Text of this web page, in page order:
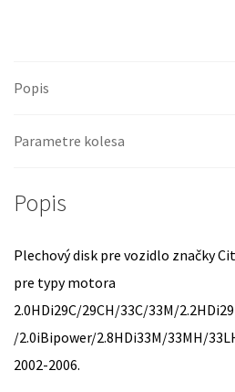
Popis
Parametre kolesa
Popis
Plechový disk pre vozidlo značky
pre typy motora
2.0HDi29C/29CH/33C/33M/
/2.0iBipower/2.8HDi33M/33MH/
2002-2006.